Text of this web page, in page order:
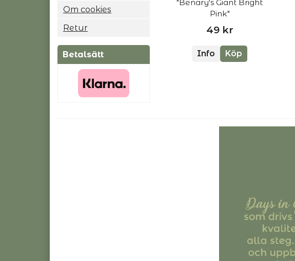
Om cookies
Retur
Betalsätt
"Benary's Giant Bright
Pink"
49 kr
Info Köp